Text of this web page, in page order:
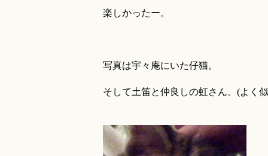
楽しかったー。
写真は宇々庵にいた仔猫。
そして土笛と仲良しの虹さん。(よく